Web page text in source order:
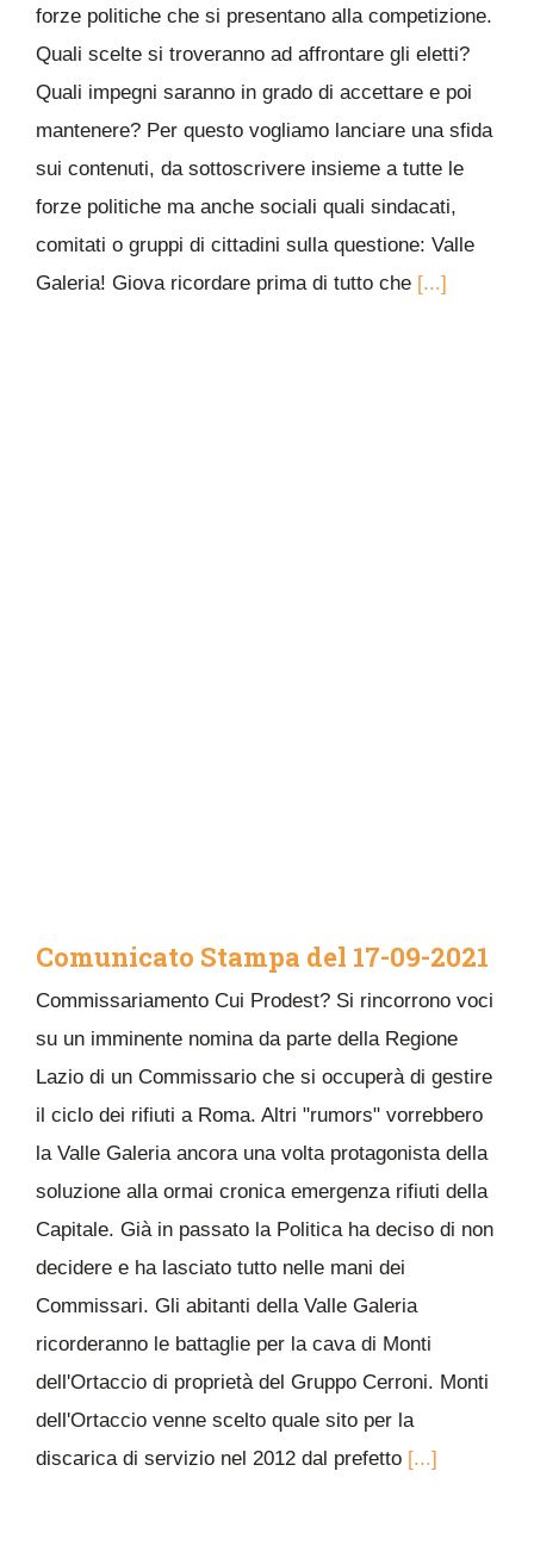
forze politiche che si presentano alla competizione.
Quali scelte si troveranno ad affrontare gli eletti?
Quali impegni saranno in grado di accettare e poi
mantenere? Per questo vogliamo lanciare una sfida
sui contenuti, da sottoscrivere insieme a tutte le
forze politiche ma anche sociali quali sindacati,
comitati o gruppi di cittadini sulla questione: Valle
Galeria! Giova ricordare prima di tutto che [...]
Comunicato Stampa del 17-09-2021
Commissariamento Cui Prodest? Si rincorrono voci
su un imminente nomina da parte della Regione
Lazio di un Commissario che si occuperà di gestire
il ciclo dei rifiuti a Roma. Altri "rumors" vorrebbero
la Valle Galeria ancora una volta protagonista della
soluzione alla ormai cronica emergenza rifiuti della
Capitale. Già in passato la Politica ha deciso di non
decidere e ha lasciato tutto nelle mani dei
Commissari. Gli abitanti della Valle Galeria
ricorderanno le battaglie per la cava di Monti
dell'Ortaccio di proprietà del Gruppo Cerroni. Monti
dell'Ortaccio venne scelto quale sito per la
discarica di servizio nel 2012 dal prefetto [...]